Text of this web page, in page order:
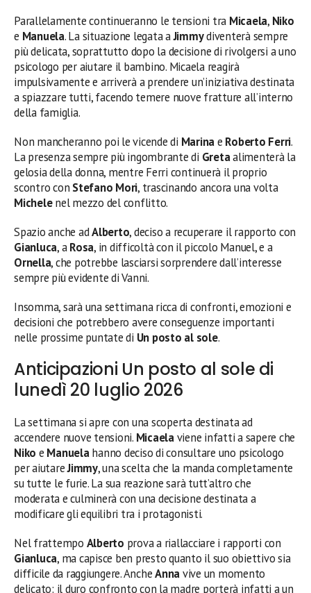
Parallelamente continueranno le tensioni tra Micaela, Niko
e Manuela. La situazione legata aJimmydiventerà sempre
più delicata, soprattutto dopo la decisione di rivolgersi a uno
psicologo per aiutare il bambino. Micaela reagirà
impulsivamente e arriverà a prendere un’iniziativa destinata
a spiazzare tutti, facendo temere nuove fratture all’interno
della famiglia.
Non mancheranno poi le vicende di Marinae Roberto Ferri.
La presenza sempre più ingombrante di Gretaalimenterà la
gelosia della donna, mentre Ferri continuerà il proprio
scontro con Stefano Mori, trascinando ancora una volta
Michelenel mezzo del conflitto.
Spazio anche adAlberto, deciso a recuperare il rapporto con
Gianluca, aRosa, in difficoltà con il piccolo Manuel, e a
Ornella, che potrebbe lasciarsi sorprendere dall’interesse
sempre più evidente di Vanni.
Insomma, sarà una settimana ricca di confronti, emozioni e
decisioni che potrebbero avere conseguenze importanti
nelle prossime puntate di Un posto al sole.
Anticipazioni Un posto al sole di
lunedì 20 luglio 2026
La settimana si apre con una scoperta destinata ad
accendere nuove tensioni. Micaelaviene infatti a sapere che
Niko e Manuelahanno deciso di consultare uno psicologo
per aiutareJimmy, una scelta che la manda completamente
su tutte le furie. La sua reazione sarà tutt’altro che
moderata e culminerà con una decisione destinata a
modificare gli equilibri tra i protagonisti.
Nel frattempo Alberto prova a riallacciare i rapporti con
Gianluca, ma capisce ben presto quanto il suo obiettivo sia
difficile da raggiungere. AncheAnnavive un momento
delicato: il duro confronto con la madre porterà infatti a un